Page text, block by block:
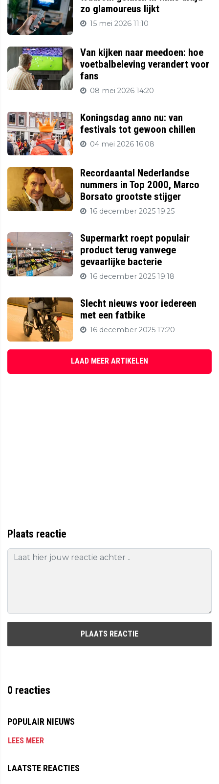
zo glamoureus lijkt
15 mei 2026 11:10
Van kijken naar meedoen: hoe
voetbalbeleving verandert voor
fans
08 mei 2026 14:20
Koningsdag anno nu: van
festivals tot gewoon chillen
04 mei 2026 16:08
Recordaantal Nederlandse
nummers in Top 2000, Marco
Borsato grootste stijger
16 december 2025 19:25
Supermarkt roept populair
product terug vanwege
gevaarlijke bacterie
16 december 2025 19:18
Slecht nieuws voor iedereen
met een fatbike
16 december 2025 17:20
LAAD MEER ARTIKELEN
Plaats reactie
PLAATS REACTIE
0 reacties
POPULAIR NIEUWS
LEES MEER
LAATSTE REACTIES